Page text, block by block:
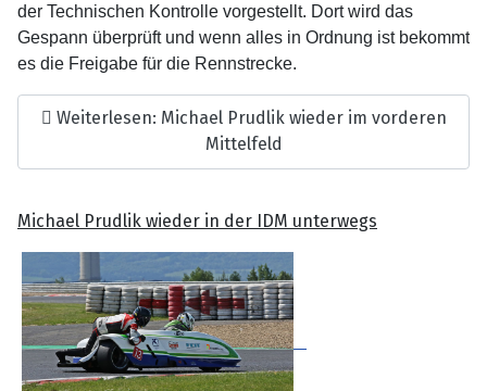
der Technischen Kontrolle vorgestellt. Dort wird das
Gespann überprüft und wenn alles in Ordnung ist bekommt
es die Freigabe für die Rennstrecke.
Weiterlesen: Michael Prudlik wieder im vorderen
Mittelfeld
Michael Prudlik wieder in der IDM unterwegs